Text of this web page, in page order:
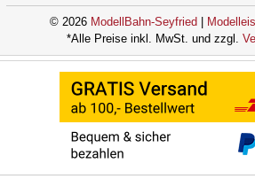
© 2026 ModellBahn-Seyfried
*Alle Preise inkl. MwSt. und zzgl.